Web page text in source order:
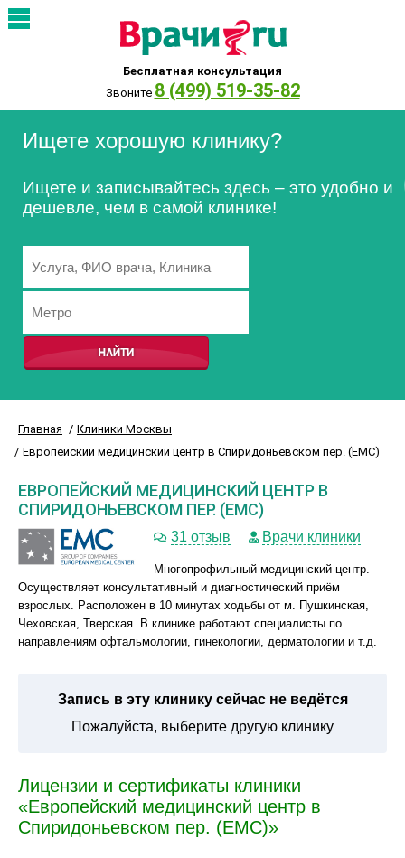
Бесплатная консультация
Звоните 8 (499) 519-35-82
Ищете хорошую клинику?
Ищете и записывайтесь здесь – это удобно и
дешевле, чем в самой клинике!
Главная
Клиники Москвы
Европейский медицинский центр в Спиридоньевском пер. (ЕМС)
ЕВРОПЕЙСКИЙ МЕДИЦИНСКИЙ ЦЕНТР В
СПИРИДОНЬЕВСКОМ ПЕР. (ЕМС)
31 отзыв Врачи клиники
Многопрофильный медицинский центр.
Осуществляет консультативный и диагностический приём
взрослых. Расположен в 10 минутах ходьбы от м. Пушкинская,
Чеховская, Тверская. В клинике работают специалисты по
направлениям офтальмологии, гинекологии, дерматологии и т.д.
Запись в эту клинику сейчас не ведётся
Пожалуйста, выберите другую клинику
Лицензии и сертификаты клиники
«Европейский медицинский центр в
Спиридоньевском пер. (ЕМС)»